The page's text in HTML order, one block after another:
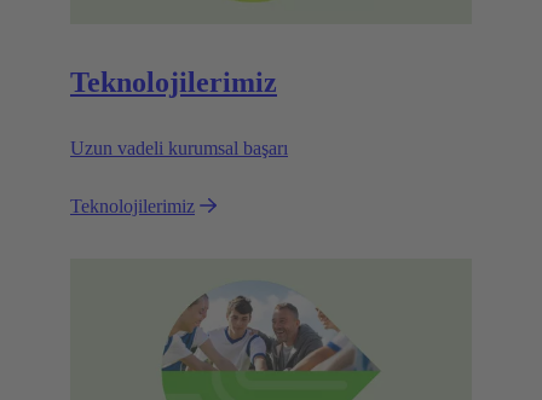
Teknolojilerimiz
Uzun vadeli kurumsal başarı
Teknolojilerimiz